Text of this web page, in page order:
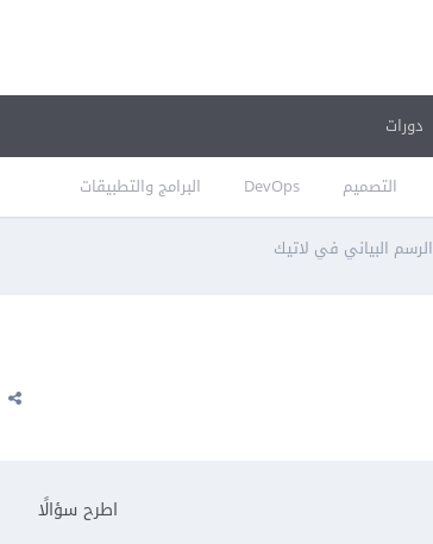
التصميم DevOps البرامج والتطبيقات
دورات
الرسم البياني في لاتيك
اطرح سؤالًا